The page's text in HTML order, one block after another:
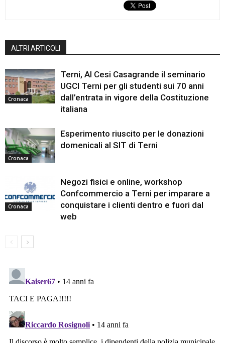
ALTRI ARTICOLI
Cronaca
Terni, Al Cesi Casagrande il seminario
UGCI Terni per gli studenti sui 70 anni
dall’entrata in vigore della Costituzione
italiana
Cronaca
Esperimento riuscito per le donazioni
domenicali al SIT di Terni
Cronaca
Negozi fisici e online, workshop
Confcommercio a Terni per imparare a
conquistare i clienti dentro e fuori dal
web